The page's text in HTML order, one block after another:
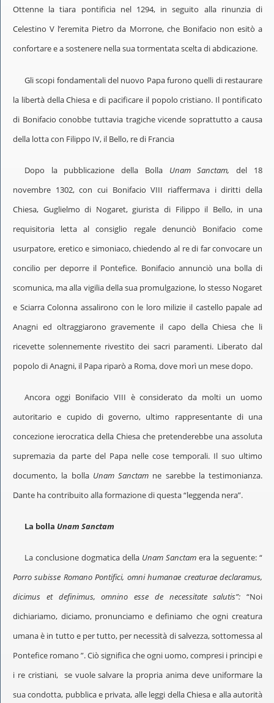
Ottenne la tiara pontificia nel 1294, in seguito alla rinunzia di
Celestino V l’eremita Pietro da Morrone, che Bonifacio non esitò a
confortare e a sostenere nella sua tormentata scelta di abdicazione.
Gli scopi fondamentali del nuovo Papa furono quelli di restaurare
la libertà della Chiesa e di pacificare il popolo cristiano. Il pontificato
di Bonifacio conobbe tuttavia tragiche vicende soprattutto a causa
della lotta con Filippo IV, il Bello, re di Francia
Dopo la pubblicazione della Bolla Unam Sanctam,del 18
novembre 1302, con cui Bonifacio VIII riaffermava i diritti della
Chiesa, Guglielmo di Nogaret, giurista di Filippo il Bello, in una
requisitoria letta al consiglio regale denunciò Bonifacio come
usurpatore, eretico e simoniaco, chiedendo al re di far convocare un
concilio per deporre il Pontefice. Bonifacio annunciò una bolla di
scomunica, ma alla vigilia della sua promulgazione, lo stesso Nogaret
e Sciarra Colonna assalirono con le loro milizie il castello papale ad
Anagni ed oltraggiarono gravemente il capo della Chiesa che li
ricevette solennemente rivestito dei sacri paramenti. Liberato dal
popolo di Anagni, il Papa riparò a Roma, dove morì un mese dopo.
Ancora oggi Bonifacio VIII è considerato da molti un uomo
autoritario e cupido di governo, ultimo rappresentante di una
concezione ierocratica della Chiesa che pretenderebbe una assoluta
supremazia da parte del Papa nelle cose temporali. Il suo ultimo
documento, la bolla Unam Sanctam ne sarebbe la testimonianza.
Dante ha contribuito alla formazione di questa “leggenda nera”.
La bolla Unam Sanctam
La conclusione dogmatica della Unam Sanctam era la seguente: “
Porro subisse Romano Pontifici, omni humanae creaturae declaramus,
dicimus et definimus, omnino esse de necessitate salutis”: “Noi
dichiariamo, diciamo, pronunciamo e definiamo che ogni creatura
umana è in tutto e per tutto, per necessità di salvezza, sottomessa al
Pontefice romano ”. Ciò significa che ogni uomo, compresi i principi e
i re cristiani, se vuole salvare la propria anima deve uniformare la
sua condotta, pubblica e privata, alle leggi della Chiesa e alla autorità